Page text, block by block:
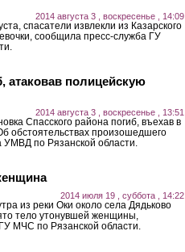
2014 августа 3 , воскресенье , 14:09
спасатели извлекли из Казарского
сообщила пресс-служба ГУ
атаковав полицейскую
2014 августа 3 , воскресенье , 13:51
Спасского района погиб, въехав в
обстоятельствах произошедшего
УМВД по Рязанской области.
2014 июля 19 , суббота , 14:22
из реки Оки около села Дядьково
тело утонувшей женщины,
МЧС по Рязанской области.